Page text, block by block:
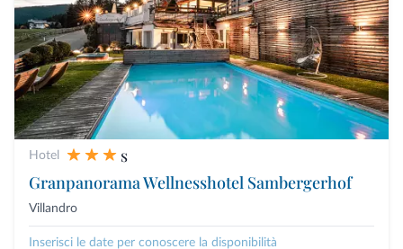
Hotel
s
Granpanorama Wellnesshotel Sambergerhof
Villandro
Inserisci le date per conoscere la disponibilità